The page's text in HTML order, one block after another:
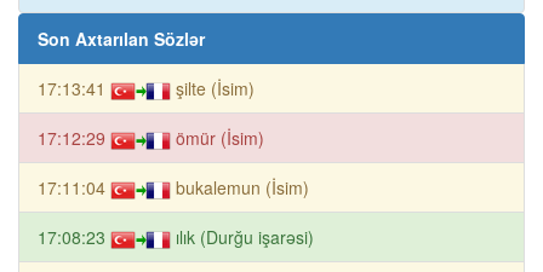
Son Axtarılan Sözlər
17:13:41 şilte (İsim)
17:12:29 ömür (İsim)
17:11:04 bukalemun (İsim)
17:08:23 ılık (Durğu işarəsi)